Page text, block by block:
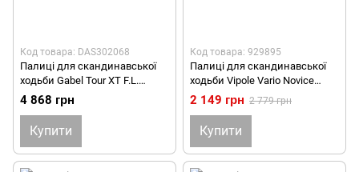
Код товара: DAS302068
Палиці для скандинавської
ходьби Gabel Tour XT F.L.
(7009351550000)
4 868 грн
Купити
Код товара: 929895
Палиці для скандинавської
ходьби Vipole Vario Novice
Blue/Green (S20 33)
2 149 грн 2 779 грн
Купити